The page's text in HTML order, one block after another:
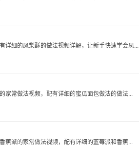
详细的凤梨酥的做法视频详解，让新手快速学会凤...
家常做法视频，配有详细的蜜瓜面包做法的做法...
蕉派的家常做法视频，配有详细的蓝莓派和香蕉...